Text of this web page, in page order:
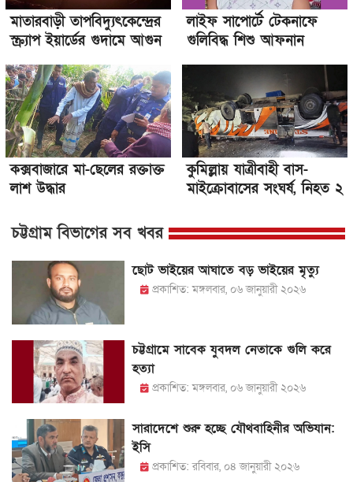
মাতারবাড়ী তাপবিদ্যুৎকেন্দ্রের
স্ক্র্যাপ ইয়ার্ডের গুদামে আগুন
লাইফ সাপোর্টে টেকনাফে
গুলিবিদ্ধ শিশু আফনান
কক্সবাজারে মা-ছেলের রক্তাক্ত
লাশ উদ্ধার
কুমিল্লায় যাত্রীবাহী বাস-
মাইক্রোবাসের সংঘর্ষ, নিহত ২
চট্টগ্রাম বিভাগের সব খবর
ছোট ভাইয়ের আঘাতে বড় ভাইয়ের মৃত্যু
প্রকাশিত: মঙ্গলবার, ০৬ জানুয়ারী ২০২৬
চট্টগ্রামে সাবেক যুবদল নেতাকে গুলি করে
হত্যা
প্রকাশিত: মঙ্গলবার, ০৬ জানুয়ারী ২০২৬
সারাদেশে শুরু হচ্ছে যৌথবাহিনীর অভিযান:
ইসি
প্রকাশিত: রবিবার, ০৪ জানুয়ারী ২০২৬